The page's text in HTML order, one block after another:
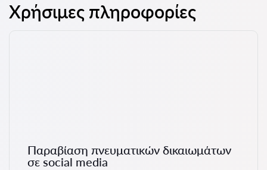
Χρήσιμες πληροφορίες
Παραβίαση πνευματικών δικαιωμάτων
σε social media